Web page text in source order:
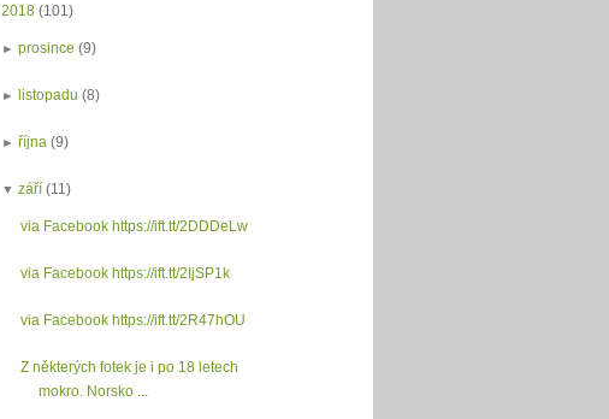
2018 (101)
►prosince (9)
►listopadu (8)
►října (9)
▼září (11)
via Facebook https://ift.tt/2DDDeLw
via Facebook https://ift.tt/2IjSP1k
via Facebook https://ift.tt/2R47hOU
Z některých fotek je i po 18 letech
mokro. Norsko ...